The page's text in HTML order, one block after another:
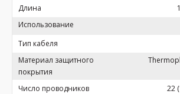
Длина
Использование
Тип кабеля
Материал защитного
покрытия
Число проводников
22